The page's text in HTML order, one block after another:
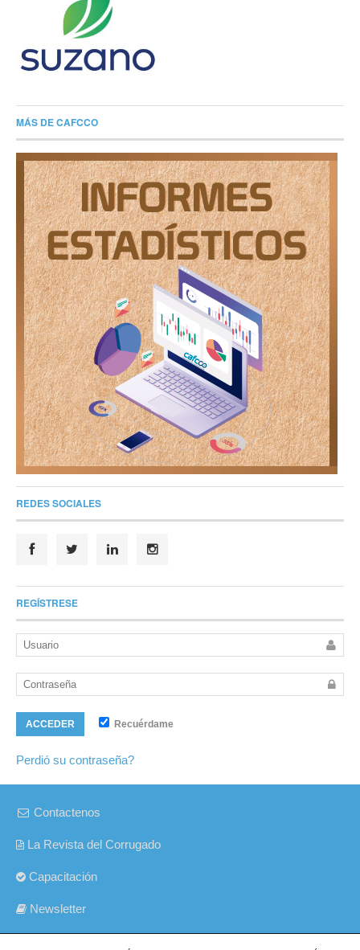
MÁS DE CAFCCO
REDES SOCIALES
REGÍSTRESE
ACCEDER Recuérdame
Perdió su contraseña?
Contactenos
La Revista del Corrugado
Capacitación
Newsletter